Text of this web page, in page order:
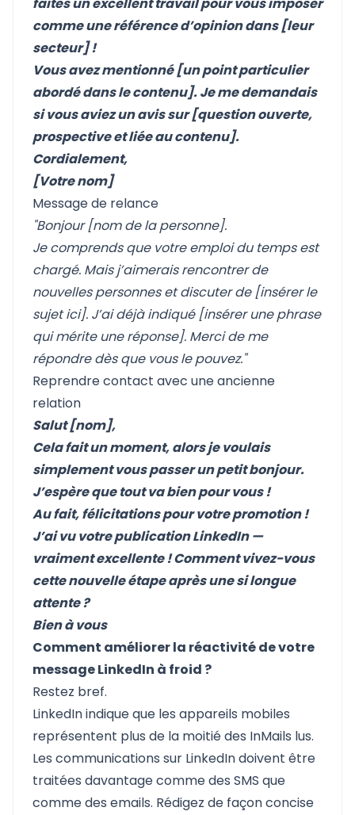
comme une référence d’opinion dans [leur
secteur] !
Vous avez mentionné [un point particulier
abordé dans le contenu]. Je me demandais
si vous aviez un avis sur [question ouverte,
prospective et liée au contenu].
Cordialement,
[Votre nom]
Message de relance
"Bonjour [nom de la personne].
Je comprends que votre emploi du temps est
chargé. Mais j’aimerais rencontrer de
nouvelles personnes et discuter de [insérer le
sujet ici]. J’ai déjà indiqué [insérer une phrase
qui mérite une réponse]. Merci de me
répondre dès que vous le pouvez."
Reprendre contact avec une ancienne
relation
Salut [nom],
Cela fait un moment, alors je voulais
simplement vous passer un petit bonjour.
J’espère que tout va bien pour vous !
Au fait, félicitations pour votre promotion !
J’ai vu votre publication LinkedIn —
vraiment excellente ! Comment vivez-vous
cette nouvelle étape après une si longue
attente ?
Bien à vous
Comment améliorer la réactivité de votre
message LinkedIn à froid ?
Restez bref.
LinkedIn indique que les appareils mobiles
représentent plus de la moitié des InMails lus.
Les communications sur LinkedIn doivent être
traitées davantage comme des SMS que
comme des emails. Rédigez de façon concise